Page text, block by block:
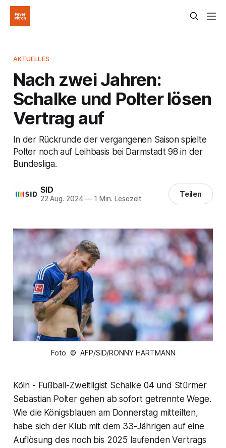
AKTUELLES
Nach zwei Jahren:
Schalke und Polter lösen
Vertrag auf
In der Rückrunde der vergangenen Saison spielte
Polter noch auf Leihbasis bei Darmstadt 98 in der
Bundesliga.
SID
22 Aug. 2024 —1 Min. Lesezeit Teilen
Foto © AFP/SID/RONNY HARTMANN
Köln - Fußball-Zweitligist Schalke 04 und Stürmer
Sebastian Polter gehen ab sofort getrennte Wege.
Wie die Königsblauen am Donnerstag mitteilten,
habe sich der Klub mit dem 33-Jährigen auf eine
Auflösung des noch bis 2025 laufenden Vertrags